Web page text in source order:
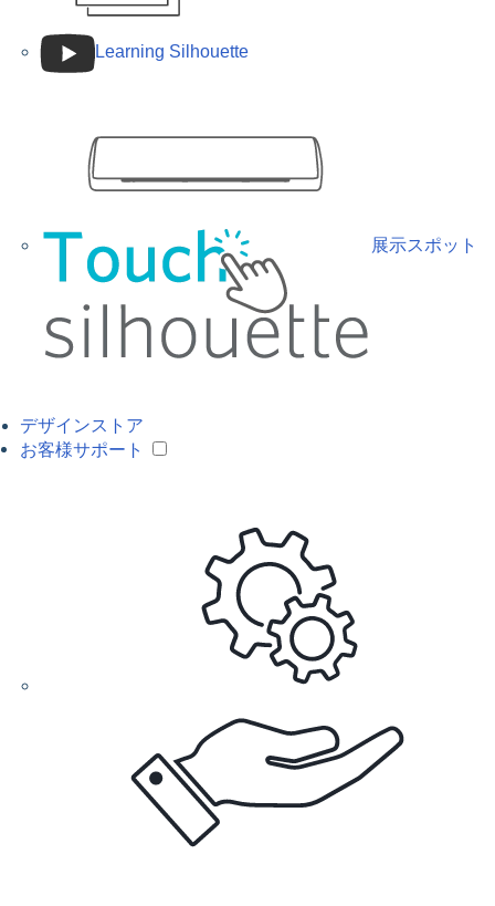
Learning Silhouette
展示スポット
デザインストア
お客様サポート